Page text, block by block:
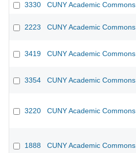
3330 CUNY Academic Commons
2223 CUNY Academic Commons
3419 CUNY Academic Commons
3354 CUNY Academic Commons
3220 CUNY Academic Commons
1888 CUNY Academic Commons